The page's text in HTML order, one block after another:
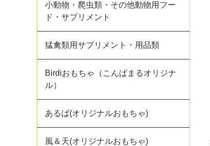
小動物・爬虫類・その他動物用フー
ド・サプリメント
猛禽類用サプリメント・用品類
Birdiおもちゃ（こんぱまるオリジナ
ル）
あるば(オリジナルおもちゃ)
風＆天(オリジナルおもちゃ)